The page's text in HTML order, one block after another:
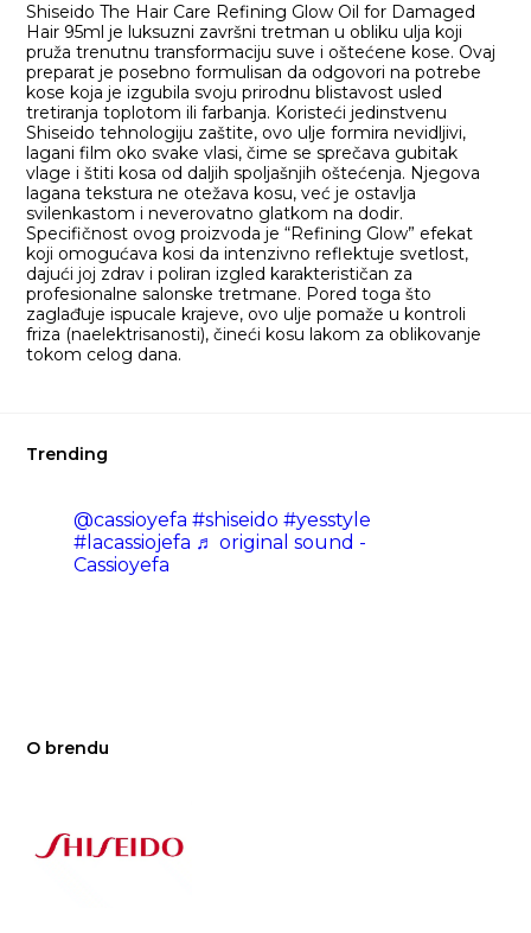
Shiseido The Hair Care Refining Glow Oil for Damaged
Hair 95ml je luksuzni završni tretman u obliku ulja koji
pruža trenutnu transformaciju suve i oštećene kose. Ovaj
preparat je posebno formulisan da odgovori na potrebe
kose koja je izgubila svoju prirodnu blistavost usled
tretiranja toplotom ili farbanja. Koristeći jedinstvenu
Shiseido tehnologiju zaštite, ovo ulje formira nevidljivi,
lagani film oko svake vlasi, čime se sprečava gubitak
vlage i štiti kosa od daljih spoljašnjih oštećenja. Njegova
lagana tekstura ne otežava kosu, već je ostavlja
svilenkastom i neverovatno glatkom na dodir.
Specifičnost ovog proizvoda je “Refining Glow” efekat
koji omogućava kosi da intenzivno reflektuje svetlost,
dajući joj zdrav i poliran izgled karakterističan za
profesionalne salonske tretmane. Pored toga što
zaglađuje ispucale krajeve, ovo ulje pomaže u kontroli
friza (naelektrisanosti), čineći kosu lakom za oblikovanje
tokom celog dana.
Trending
@cassioyefa #shiseido #yesstyle
#lacassiojefa ♬ original sound -
Cassioyefa
O brendu